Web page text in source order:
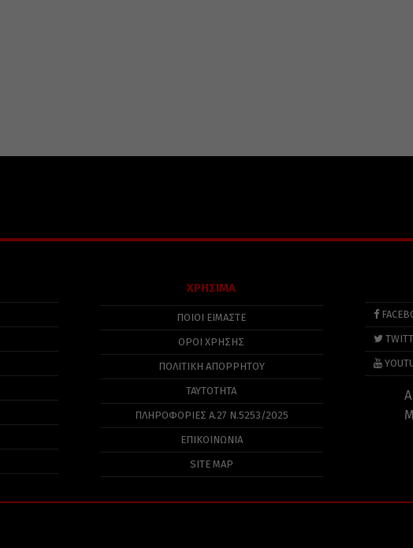
ΧΡΗΣΙΜΑ
ΠΟΙΟΙ ΕΙΜΑΣΤΕ
ΟΡΟΙ ΧΡΗΣΗΣ
ΠΟΛΙΤΙΚΉ ΑΠΟΡΡΉΤΟΥ
ΤΑΥΤΟΤΗΤΑ
ΠΛΗΡΟΦΟΡΊΕΣ Α.27 Ν.5253/2025
ΕΠΙΚΟΙΝΩΝΙΑ
SITE MAP